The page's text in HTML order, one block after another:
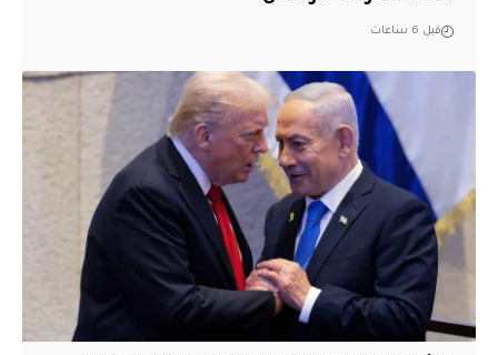
قبل 6 ساعات